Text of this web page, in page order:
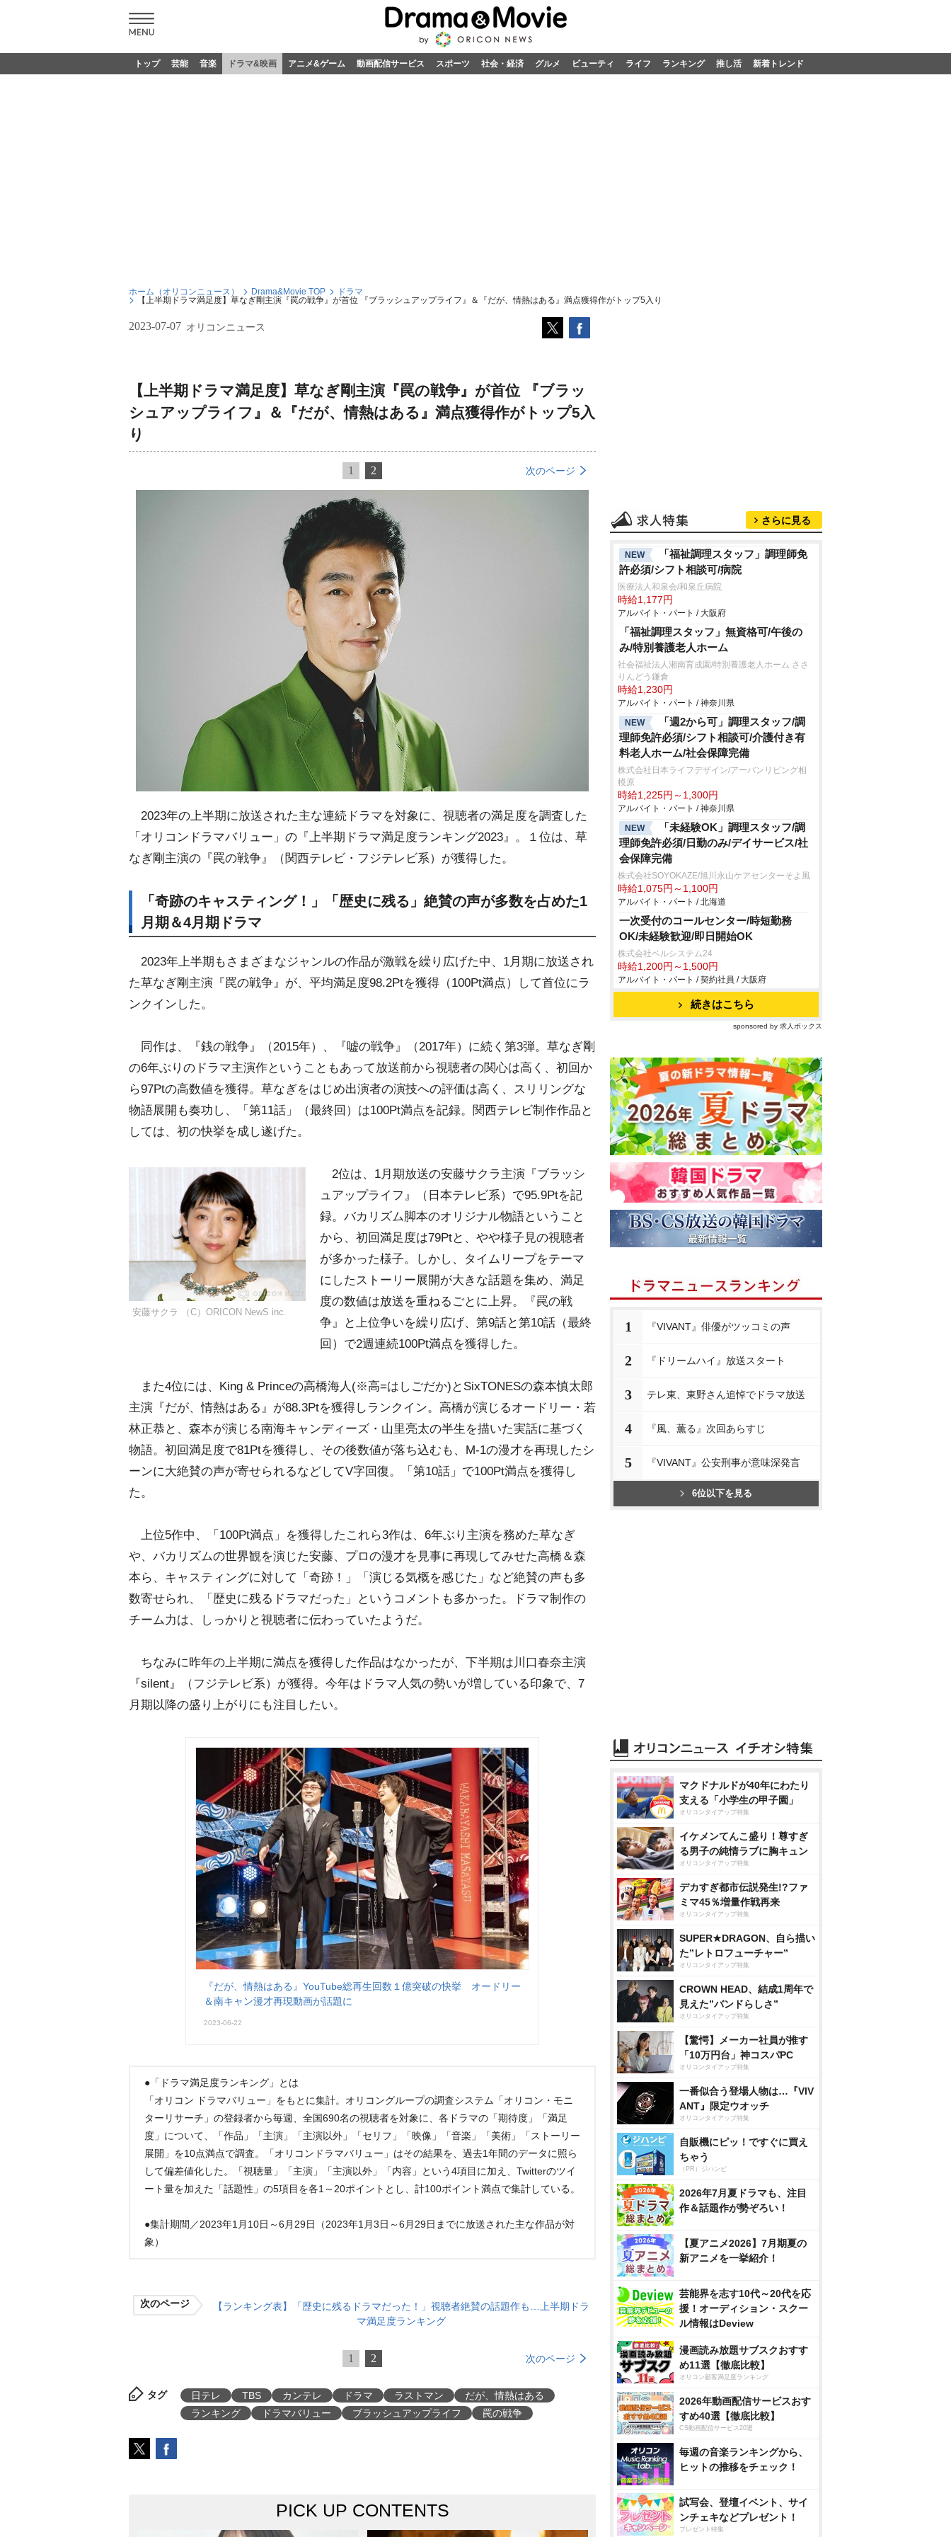
トップ 芸能 音楽 ドラマ&映画 アニメ&ゲーム 動画配信サービス スポーツ 社会・経済 グルメ ビューティ ライフ ランキング 推し活 新着トレンド
ホーム（オリコンニュース） Drama&Movie TOP
ドラマ
【上半期ドラマ満足度】草なぎ剛主演『罠の戦争』が首位 『ブラッシュアップライフ』＆『だが、情熱はある』満点獲得作がトップ5入り
2023-07-07 オリコンニュース
【上半期ドラマ満足度】草なぎ剛主演『罠の戦争』が首位 『ブラッ
シュアップライフ』＆『だが、情熱はある』満点獲得作がトップ5入
り
1 2 次のページ
2023年の上半期に放送された主な連続ドラマを対象に、視聴者の満足度を調査した
「オリコンドラマバリュー」の『上半期ドラマ満足度ランキング2023』。１位は、草
なぎ剛主演の『罠の戦争』（関西テレビ・フジテレビ系）が獲得した。
「奇跡のキャスティング！」「歴史に残る」絶賛の声が多数を占めた1
月期＆4月期ドラマ
2023年上半期もさまざまなジャンルの作品が激戦を繰り広げた中、1月期に放送され
た草なぎ剛主演『罠の戦争』が、平均満足度98.2Ptを獲得（100Pt満点）して首位にラ
ンクインした。
同作は、『銭の戦争』（2015年）、『嘘の戦争』（2017年）に続く第3弾。草なぎ剛
の6年ぶりのドラマ主演作ということもあって放送前から視聴者の関心は高く、初回か
ら97Ptの高数値を獲得。草なぎをはじめ出演者の演技への評価は高く、スリリングな
物語展開も奏功し、「第11話」（最終回）は100Pt満点を記録。関西テレビ制作作品と
しては、初の快挙を成し遂げた。
安藤サクラ （C）ORICON NewS inc.
2位は、1月期放送の安藤サクラ主演『ブラッシ
ュアップライフ』（日本テレビ系）で95.9Ptを記
録。バカリズム脚本のオリジナル物語ということ
から、初回満足度は79Ptと、やや様子見の視聴者
が多かった様子。しかし、タイムリープをテーマ
にしたストーリー展開が大きな話題を集め、満足
度の数値は放送を重ねるごとに上昇。『罠の戦
争』と上位争いを繰り広げ、第9話と第10話（最終
回）で2週連続100Pt満点を獲得した。
また4位には、King & Princeの高橋海人(※高=はしごだか)とSixTONESの森本慎太郎
主演『だが、情熱はある』が88.3Ptを獲得しランクイン。高橋が演じるオードリー・若
林正恭と、森本が演じる南海キャンディーズ・山里亮太の半生を描いた実話に基づく
物語。初回満足度で81Ptを獲得し、その後数値が落ち込むも、M-1の漫才を再現したシ
ーンに大絶賛の声が寄せられるなどしてV字回復。「第10話」で100Pt満点を獲得し
た。
上位5作中、「100Pt満点」を獲得したこれら3作は、6年ぶり主演を務めた草なぎ
、バカリズムの世界観を演じた安藤、プロの漫才を見事に再現してみせた高橋＆森
本ら、キャスティングに対して「奇跡！」「演じる気概を感じた」など絶賛の声も多
数寄せられ、「歴史に残るドラマだった」というコメントも多かった。ドラマ制作の
チーム力は、しっかりと視聴者に伝わっていたようだ。
ちなみに昨年の上半期に満点を獲得した作品はなかったが、下半期は川口春奈主演
『silent』（フジテレビ系）が獲得。今年はドラマ人気の勢いが増している印象で、7
月期以降の盛り上がりにも注目したい。
『だが、情熱はある』YouTube総再生回数１億突破の快挙 オードリー
＆南キャン漫才再現動画が話題に
2023-06-22
●「ドラマ満足度ランキング」とは
「オリコン ドラマバリュー」をもとに集計。オリコングループの調査システム「オリコン・モニ
ターリサーチ」の登録者から毎週、全国690名の視聴者を対象に、各ドラマの「期待度」「満足
度」について、「作品」「主演」「主演以外」「セリフ」「映像」「音楽」「美術」「ストーリー
展開」を10点満点で調査。「オリコンドラマバリュー」はその結果を、過去1年間のデータに照ら
して偏差値化した。「視聴量」「主演」「主演以外」「内容」という4項目に加え、Twitterのツイ
ート量を加えた「話題性」の5項目を各1～20ポイントとし、計100ポイント満点で集計している。
●集計期間／2023年1月10日～6月29日（2023年1月3日～6月29日までに放送された主な作品が対
象）
次のページ
【ランキング表】「歴史に残るドラマだった！」視聴者絶賛の話題作も…上半期ドラ
マ満足度ランキング
1 2 次のページ
タグ 日テレ TBS カンテレ ドラマ ラストマン
だが、情熱はある
ランキング
ドラマバリュー ブラッシュアップライフ 罠の戦争
PICK UP CONTENTS
さらに見る
NEW
「福祉調理スタッフ」調理師免
許必須/シフト相談可/病院
医療法人和泉会/和泉丘病院
時給1,177円
アルバイト・パート / 大阪府
「福祉調理スタッフ」無資格可/午後の
み/特別養護老人ホーム
社会福祉法人湘南育成園/特別養護老人ホーム ささ
りんどう鎌倉
時給1,230円
アルバイト・パート / 神奈川県
NEW
「週2から可」調理スタッフ/調
理師免許必須/シフト相談可/介護付き有
料老人ホーム/社会保障完備
株式会社日本ライフデザイン/アーバンリビング相
模原
時給1,225円～1,300円
アルバイト・パート / 神奈川県
NEW
「未経験OK」調理スタッフ/調
理師免許必須/日勤のみ/デイサービス/社
会保障完備
株式会社SOYOKAZE/旭川永山ケアセンターそよ風
時給1,075円～1,100円
アルバイト・パート / 北海道
一次受付のコールセンター/時短勤務
OK/未経験歓迎/即日開始OK
株式会社ベルシステム24
時給1,200円～1,500円
アルバイト・パート / 契約社員 / 大阪府
続きはこちら
sponsored by 求人ボックス
1 『VIVANT』俳優がツッコミの声
2 『ドリームハイ』放送スタート
3 テレ東、東野さん追悼でドラマ放送
4 『風、薫る』次回あらすじ
5 『VIVANT』公安刑事が意味深発言
6位以下を見る
マクドナルドが40年にわたり
支える「小学生の甲子園」
オリコンタイアップ特集
イケメンてんこ盛り！尊すぎ
る男子の純情ラブに胸キュン
オリコンタイアップ特集
デカすぎ都市伝説発生!?ファ
ミマ45％増量作戦再来
オリコンタイアップ特集
SUPER★DRAGON、自ら描い
た”レトロフューチャー”
オリコンタイアップ特集
CROWN HEAD、結成1周年で
見えた”バンドらしさ”
オリコンタイアップ特集
【驚愕】メーカー社員が推す
「10万円台」神コスパPC
オリコンタイアップ特集
一番似合う登場人物は…『VIV
ANT』限定ウオッチ
オリコンタイアップ特集
自販機にピッ！ですぐに買え
ちゃう
（PR）ジハンピ
2026年7月夏ドラマも、注目
作＆話題作が勢ぞろい！
【夏アニメ2026】7月期夏の
新アニメを一挙紹介！
芸能界を志す10代～20代を応
援！オーディション・スクー
ル情報はDeview
漫画読み放題サブスクおすす
め11選【徹底比較】
オリコン顧客満足度ランキング
2026年動画配信サービスおす
すめ40選【徹底比較】
CS動画配信サービス20選
毎週の音楽ランキングから、
ヒットの推移をチェック！
試写会、登壇イベント、サイ
ンチェキなどプレゼント！
プレゼント特集